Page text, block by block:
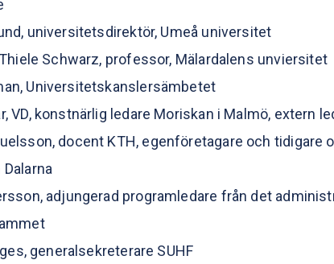
universitetsdirektör, Umeå universitet
Schwarz, professor, Mälardalens unviersitet
Universitetskanslersämbetet
VD, konstnärlig ledare Moriskan i Malmö, extern
docent KTH, egenföretagare och tidigare
adjungerad programledare från det
generalsekreterare SUHF